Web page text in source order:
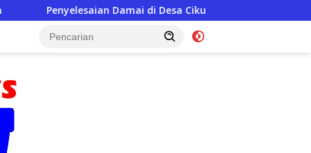
di Desa Cikupa Jadi Contoh Semangat Musyawarah,